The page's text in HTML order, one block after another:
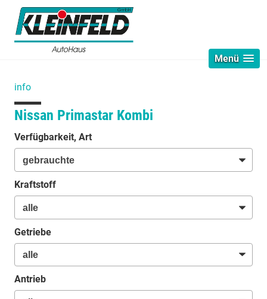
Menü
info
Nissan Primastar Kombi
Verfügbarkeit, Art
Kraftstoff
Getriebe
Antrieb